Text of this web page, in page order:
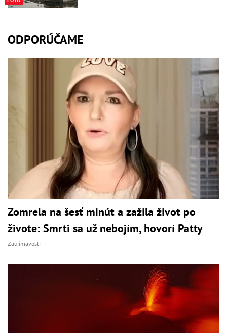
ODPORÚČAME
Zomrela na šesť minút a zažila život po
živote: Smrti sa už nebojím, hovorí Patty
Zaujímavosti